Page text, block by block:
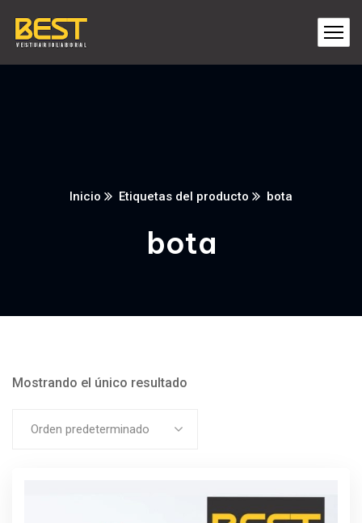
Inicio Etiquetas del producto bota
bota
Mostrando el único resultado
Orden predeterminado